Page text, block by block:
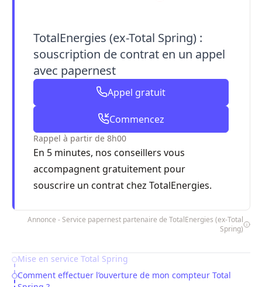
TotalEnergies (ex-Total Spring) :
souscription de contrat en un appel
avec papernest
Appel gratuit
Commencez
Rappel à partir de 8h00
En 5 minutes, nos conseillers vous
accompagnent gratuitement pour
souscrire un contrat chez TotalEnergies.
Annonce - Service papernest partenaire de TotalEnergies (ex-Total
Spring)
Table of Contents
Mise en service Total Spring
Comment effectuer l’ouverture de mon compteur Total